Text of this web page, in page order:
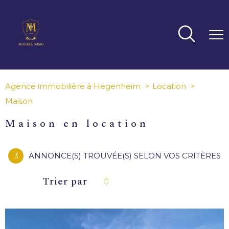
Agence immobilière à Hegenheim
Location
Maison
maison en location
3 ANNONCE(S) TROUVÉE(S) SELON VOS CRITÈRES
Trier par